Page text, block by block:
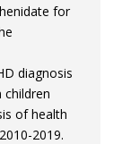
for
diagnosis
of health
2019.